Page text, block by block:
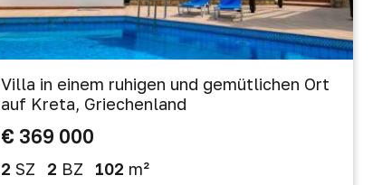
Villa in einem ruhigen und gemütlichen Ort
auf Kreta, Griechenland
€ 369 000
2 SZ 2 BZ 102 m²